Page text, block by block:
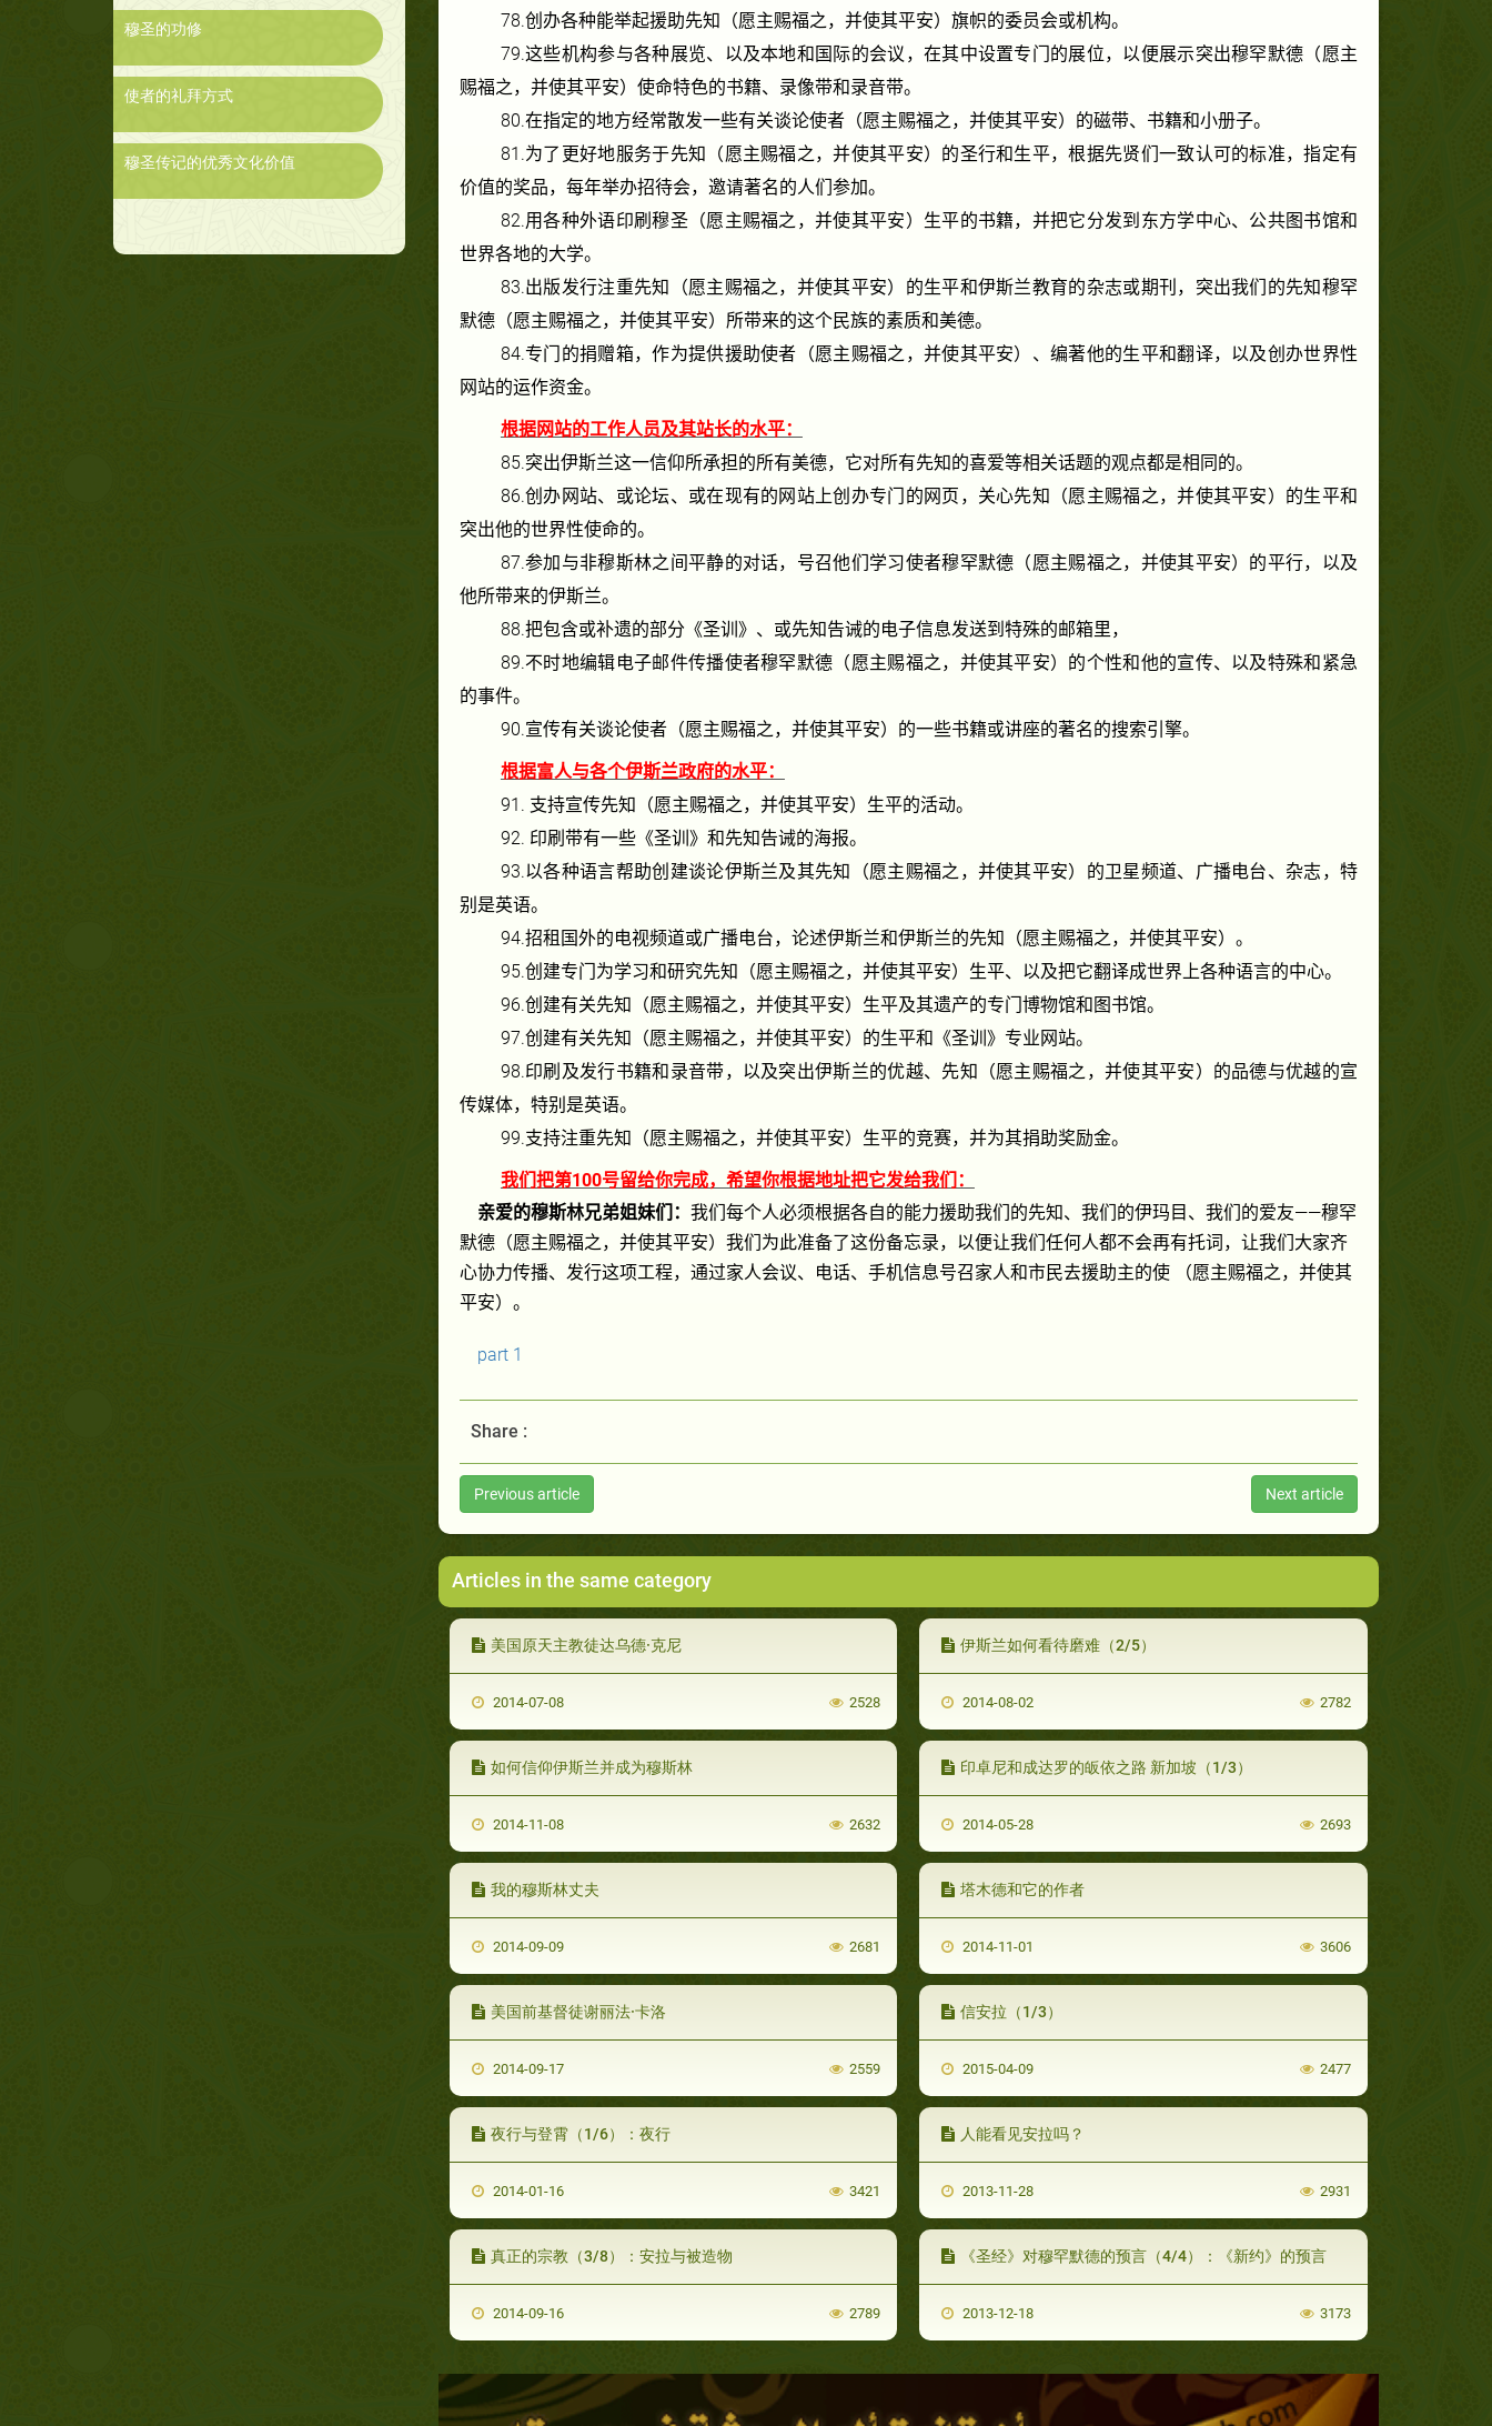
穆圣的功修
使者的礼拜方式
穆圣传记的优秀文化价值
78.创办各种能举起援助先知（愿主赐福之，并使其平安）旗帜的委员会或机构。
79.这些机构参与各种展览、以及本地和国际的会议，在其中设置专门的展位，以便展示突出穆罕默德（愿主
赐福之，并使其平安）使命特色的书籍、录像带和录音带。
80.在指定的地方经常散发一些有关谈论使者（愿主赐福之，并使其平安）的磁带、书籍和小册子。
81.为了更好地服务于先知（愿主赐福之，并使其平安）的圣行和生平，根据先贤们一致认可的标准，指定有
价值的奖品，每年举办招待会，邀请著名的人们参加。
82.用各种外语印刷穆圣（愿主赐福之，并使其平安）生平的书籍，并把它分发到东方学中心、公共图书馆和
世界各地的大学。
83.出版发行注重先知（愿主赐福之，并使其平安）的生平和伊斯兰教育的杂志或期刊，突出我们的先知穆罕
默德（愿主赐福之，并使其平安）所带来的这个民族的素质和美德。
84.专门的捐赠箱，作为提供援助使者（愿主赐福之，并使其平安）、编著他的生平和翻译，以及创办世界性
网站的运作资金。
根据网站的工作人员及其站长的水平：
85.突出伊斯兰这一信仰所承担的所有美德，它对所有先知的喜爱等相关话题的观点都是相同的。
86.创办网站、或论坛、或在现有的网站上创办专门的网页，关心先知（愿主赐福之，并使其平安）的生平和
突出他的世界性使命的。
87.参加与非穆斯林之间平静的对话，号召他们学习使者穆罕默德（愿主赐福之，并使其平安）的平行，以及
他所带来的伊斯兰。
88.把包含或补遗的部分《圣训》、或先知告诫的电子信息发送到特殊的邮箱里，
89.不时地编辑电子邮件传播使者穆罕默德（愿主赐福之，并使其平安）的个性和他的宣传、以及特殊和紧急
的事件。
90.宣传有关谈论使者（愿主赐福之，并使其平安）的一些书籍或讲座的著名的搜索引擎。
根据富人与各个伊斯兰政府的水平：
91. 支持宣传先知（愿主赐福之，并使其平安）生平的活动。
92. 印刷带有一些《圣训》和先知告诫的海报。
93.以各种语言帮助创建谈论伊斯兰及其先知（愿主赐福之，并使其平安）的卫星频道、广播电台、杂志，特
别是英语。
94.招租国外的电视频道或广播电台，论述伊斯兰和伊斯兰的先知（愿主赐福之，并使其平安）。
95.创建专门为学习和研究先知（愿主赐福之，并使其平安）生平、以及把它翻译成世界上各种语言的中心。
96.创建有关先知（愿主赐福之，并使其平安）生平及其遗产的专门博物馆和图书馆。
97.创建有关先知（愿主赐福之，并使其平安）的生平和《圣训》专业网站。
98.印刷及发行书籍和录音带，以及突出伊斯兰的优越、先知（愿主赐福之，并使其平安）的品德与优越的宣
传媒体，特别是英语。
99.支持注重先知（愿主赐福之，并使其平安）生平的竞赛，并为其捐助奖励金。
我们把第100号留给你完成，希望你根据地址把它发给我们：
亲爱的穆斯林兄弟姐妹们： 我们每个人必须根据各自的能力援助我们的先知、我们的伊玛目、我们的爱友——穆罕
默德（愿主赐福之，并使其平安）我们为此准备了这份备忘录，以便让我们任何人都不会再有托词，让我们大家齐
心协力传播、发行这项工程，通过家人会议、电话、手机信息号召家人和市民去援助主的使
（愿主赐福之，并使其
平安）。
part 1
Share :
Previous article Next article
Articles in the same category
美国原天主教徒达乌德·克尼
2014-07-08 2528
伊斯兰如何看待磨难（2/5）
2014-08-02 2782
如何信仰伊斯兰并成为穆斯林
2014-11-08 2632
印卓尼和成达罗的皈依之路 新加坡（1/3）
2014-05-28 2693
我的穆斯林丈夫
2014-09-09 2681
塔木德和它的作者
2014-11-01 3606
美国前基督徒谢丽法·卡洛
2014-09-17 2559
信安拉（1/3）
2015-04-09 2477
夜行与登霄（1/6）：夜行
2014-01-16 3421
人能看见安拉吗？
2013-11-28 2931
真正的宗教（3/8）：安拉与被造物
2014-09-16 2789
《圣经》对穆罕默德的预言（4/4）：《新约》的预言
2013-12-18 3173